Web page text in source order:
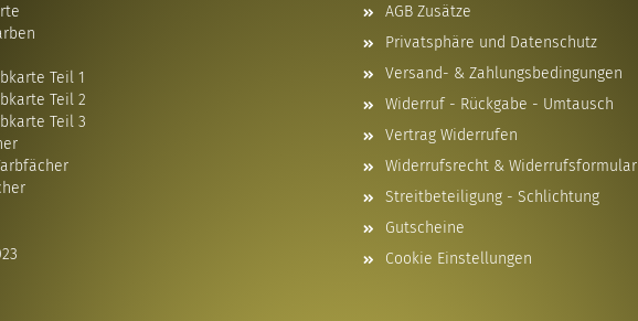
Teil 1
Teil 2
Teil 3
AGB Zusätze
Privatsphäre und Datenschutz
Versand- & Zahlungsbedingungen
Widerruf - Rückgabe - Umtausch
Vertrag Widerrufen
Widerrufsrecht & Widerrufsformular
Streitbeteiligung - Schlichtung
Gutscheine
Cookie Einstellungen